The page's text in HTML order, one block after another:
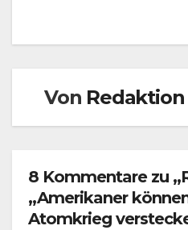
Von Redaktion
8 Kommentare zu
„Amerikaner
Atomkrieg